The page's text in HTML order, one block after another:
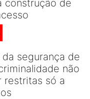
construção de
segurança de
não
restritas só a